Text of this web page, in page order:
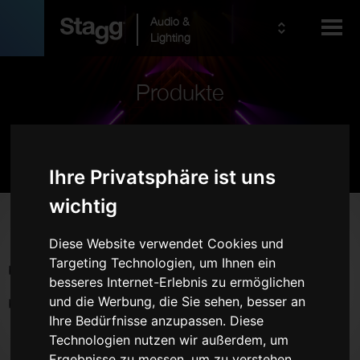
Ihre Privatsphäre ist uns
wichtig
Diese Website verwendet Cookies und
Targeting Technologien, um Ihnen ein
besseres Internet-Erlebnis zu ermöglichen
und die Werbung, die Sie sehen, besser an
Ihre Bedürfnisse anzupassen. Diese
Technologien nutzen wir außerdem, um
Audio &
Lighting
Produkte
Produkte
Live-Sound-Systeme
Drahtlosanlagen
Mikrofone
Kopfhörer
Rackcases